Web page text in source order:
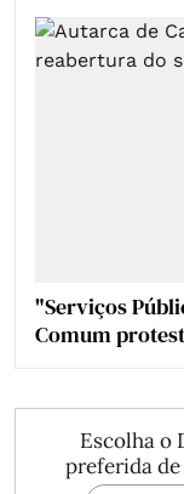
"Serviços
Comum
Escolha o
preferida